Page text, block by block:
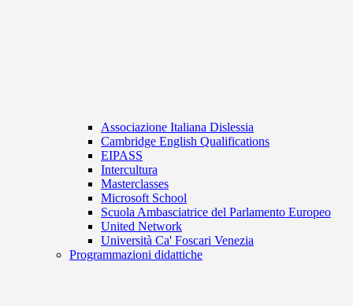
Associazione Italiana Dislessia
Cambridge English Qualifications
EIPASS
Intercultura
Masterclasses
Microsoft School
Scuola Ambasciatrice del Parlamento Europeo
United Network
Università Ca' Foscari Venezia
Programmazioni didattiche